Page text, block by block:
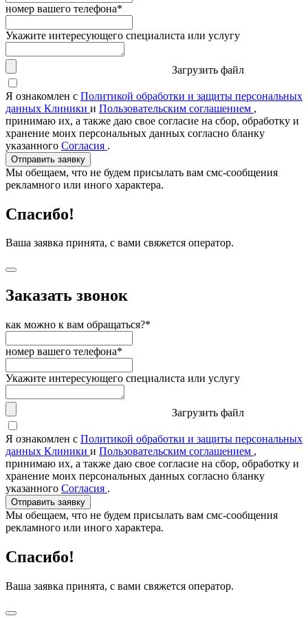
номер вашего телефона*
Укажите интересующего специалиста или услугу
Загрузить файл
Я ознакомлен с Политикой обработки и защиты персональных
данных Клиники и Пользовательским соглашением ,
принимаю их, а также даю свое согласие на сбор, обработку и
хранение моих персональных данных согласно бланку
указанного Согласия .
Отправить заявку
Мы обещаем, что не будем присылать вам смс-сообщения
рекламного или иного характера.
Спасибо!
Ваша заявка принята, с вами свяжется оператор.
Заказать звонок
как можно к вам обращаться?*
номер вашего телефона*
Укажите интересующего специалиста или услугу
Загрузить файл
Я ознакомлен с Политикой обработки и защиты персональных
данных Клиники и Пользовательским соглашением ,
принимаю их, а также даю свое согласие на сбор, обработку и
хранение моих персональных данных согласно бланку
указанного Согласия .
Отправить заявку
Мы обещаем, что не будем присылать вам смс-сообщения
рекламного или иного характера.
Спасибо!
Ваша заявка принята, с вами свяжется оператор.